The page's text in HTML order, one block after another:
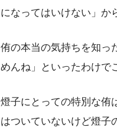
になってはいけない」か
侑の本当の気持ちを知っ
めんね」といったわけで
燈子にとっての特別な侑
はついていないけど燈子